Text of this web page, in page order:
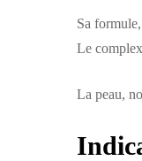
Sa
Le
La peau,